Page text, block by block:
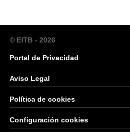
© EITB - 2026
Portal de Privacidad
Aviso Legal
Política de cookies
Configuración cookies